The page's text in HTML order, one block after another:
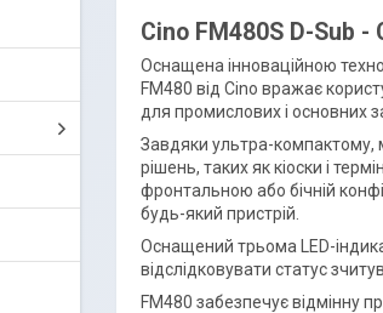
Cino FM480S D-Sub
Оснащена інноваційною
FM480 від Cino вражає
для промислових і основних
Завдяки ультра-компактому,
рішень, таких як кіоски і
фронтальною або бічній
будь-який пристрій.
Оснащений трьома LED-
відслідковувати статус
FM480 забезпечує відмінну